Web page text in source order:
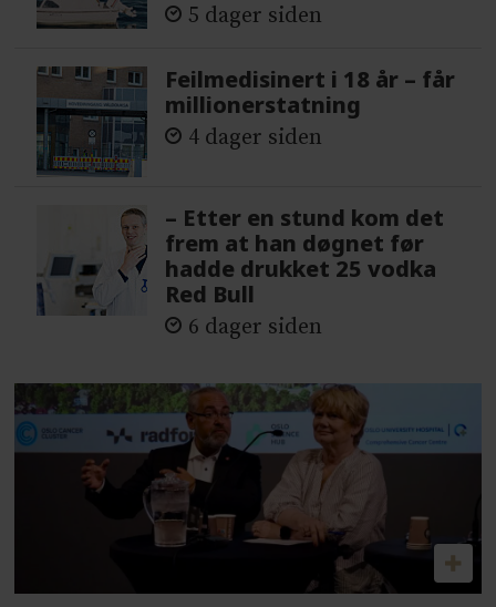
5 dager siden
Feilmedisinert i 18 år – får
millionerstatning
4 dager siden
– Etter en stund kom det
frem at han døgnet før
hadde drukket 25 vodka
Red Bull
6 dager siden